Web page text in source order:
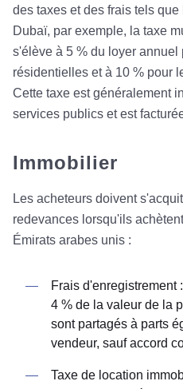
des taxes et des frais tels
Dubaï, par exemple, la taxe
s'élève à 5 % du loyer annuel
résidentielles et à 10 % pour
Cette taxe est généralement
services publics et est
Immobilier
Les acheteurs doivent
redevances lorsqu'ils
Émirats arabes unis :
Frais d'enregistrement
4 % de la valeur de la
sont partagés à parts
vendeur, sauf accord
Taxe de location